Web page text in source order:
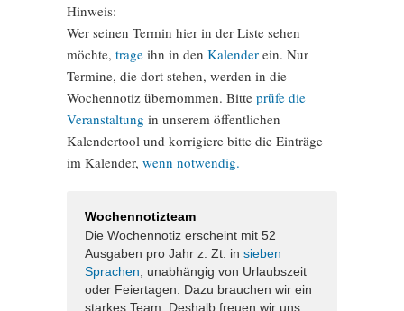
Hinweis:
Wer seinen Termin hier in der Liste sehen
möchte, trage ihn in den Kalender ein. Nur
Termine, die dort stehen, werden in die
Wochennotiz übernommen. Bitte prüfe die
Veranstaltung in unserem öffentlichen
Kalendertool und korrigiere bitte die Einträge
im Kalender, wenn notwendig.
Wochennotizteam
Die Wochennotiz erscheint mit 52
Ausgaben pro Jahr z. Zt. in sieben
Sprachen , unabhängig von Urlaubszeit
oder Feiertagen. Dazu brauchen wir ein
starkes Team. Deshalb freuen wir uns